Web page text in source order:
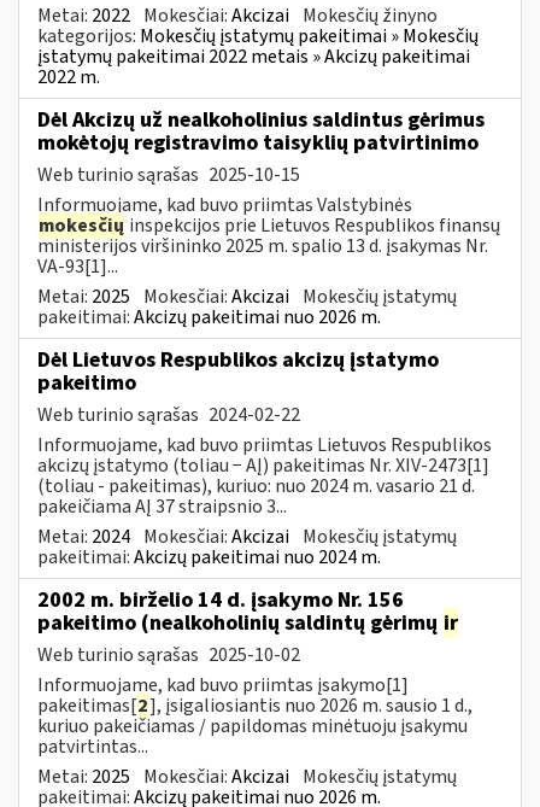
Metai: 2022 Mokesčiai:Akcizai Mokesčių žinyno
kategorijos: Mokesčių įstatymų pakeitimai » Mokesčių
įstatymų pakeitimai 2022 metais » Akcizų pakeitimai
2022 m.
Dėl Akcizų už nealkoholinius saldintus gėrimus
mokėtojų registravimo taisyklių patvirtinimo
Web turinio sąrašas 2025-10-15
Informuojame, kad buvo priimtas Valstybinės
mokesčių inspekcijos prie Lietuvos Respublikos finansų
ministerijos viršininko 2025 m. spalio 13 d. įsakymas Nr.
VA-93[1]...
Metai: 2025 Mokesčiai:Akcizai Mokesčių įstatymų
pakeitimai:Akcizų pakeitimai nuo 2026 m.
Dėl Lietuvos Respublikos akcizų įstatymo
pakeitimo
Web turinio sąrašas 2024-02-22
Informuojame, kad buvo priimtas Lietuvos Respublikos
akcizų įstatymo (toliau − AĮ) pakeitimas Nr. XIV-2473[1]
(toliau - pakeitimas), kuriuo: nuo 2024 m. vasario 21 d.
pakeičiama AĮ 37 straipsnio 3...
Metai: 2024 Mokesčiai:Akcizai Mokesčių įstatymų
pakeitimai:Akcizų pakeitimai nuo 2024 m.
2002 m. birželio 14 d. įsakymo Nr. 156
pakeitimo (nealkoholinių saldintų gėrimų ir
Web turinio sąrašas 2025-10-02
Informuojame, kad buvo priimtas įsakymo[1]
pakeitimas[2], įsigaliosiantis nuo 2026 m. sausio 1 d.,
kuriuo pakeičiamas / papildomas minėtuoju įsakymu
patvirtintas...
Metai: 2025 Mokesčiai:Akcizai Mokesčių įstatymų
pakeitimai:Akcizų pakeitimai nuo 2026 m.